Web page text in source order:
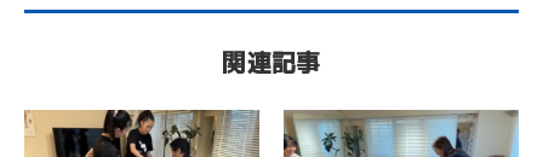
関連記事